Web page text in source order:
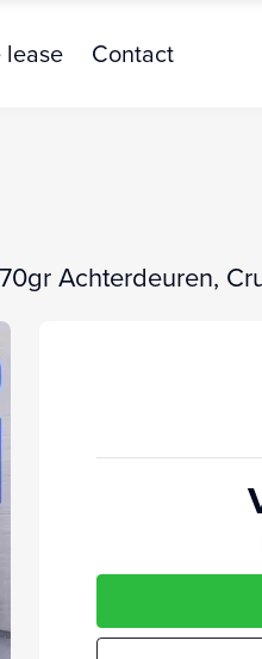
lease Contact
Achterdeuren,